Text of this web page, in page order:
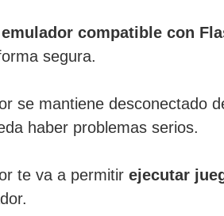
compatible con
segura.
se mantiene desconectado
haber problemas serios.
te va a permitir ejecutar